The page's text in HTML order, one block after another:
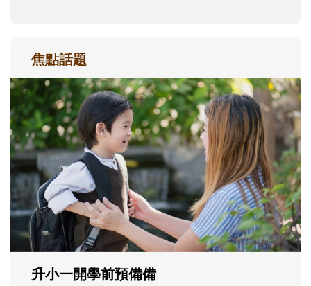
焦點話題
和孩子一起長大的那個男人│讀懂父親的
不同模樣
沒有人天生就擅長當爸爸！男人總是在一次
次「前所未有」的體驗中，跟著孩子一起長
大。從給予安全感的肢體遊戲，到獨立自
主、角色認同及解決問題的能力養成。爸爸
正嘗試用不同的模樣，參與孩子每個重要的